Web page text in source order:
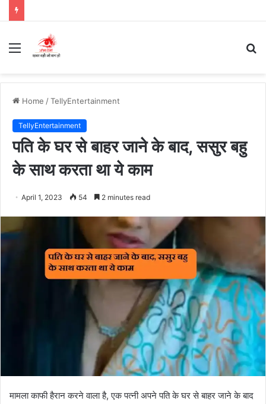
Menu
Home /TellyEntertainment
TellyEntertainment
पति के घर से बाहर जाने के बाद, ससुर बहु
के साथ करता था ये काम
April 1, 2023 54 2 minutes read
मामला काफी हैरान करने वाला है, एक पत्नी अपने पति के घर से बाहर जाने के बाद